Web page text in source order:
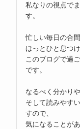
私なりの視点で
す。
忙しい毎日の合間
ほっとひと息つ
このブログで過
です。
なるべく分かりや
そして読みやす
すので、
気になることが